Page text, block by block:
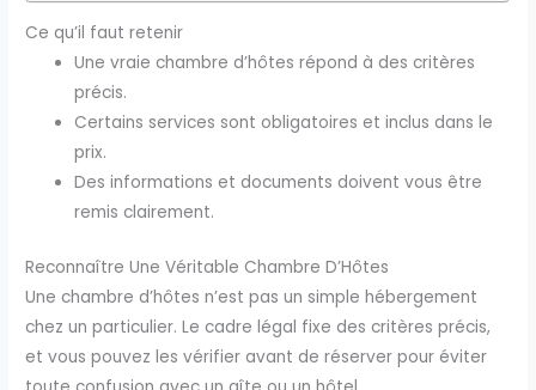
Ce qu’il faut retenir
Une vraie chambre d’hôtes répond à des critères
précis.
Certains services sont obligatoires et inclus dans le
prix.
Des informations et documents doivent vous être
remis clairement.
Reconnaître Une Véritable Chambre D’Hôtes
Une chambre d’hôtes n’est pas un simple hébergement
chez un particulier. Le cadre légal fixe des critères précis,
et vous pouvez les vérifier avant de réserver pour éviter